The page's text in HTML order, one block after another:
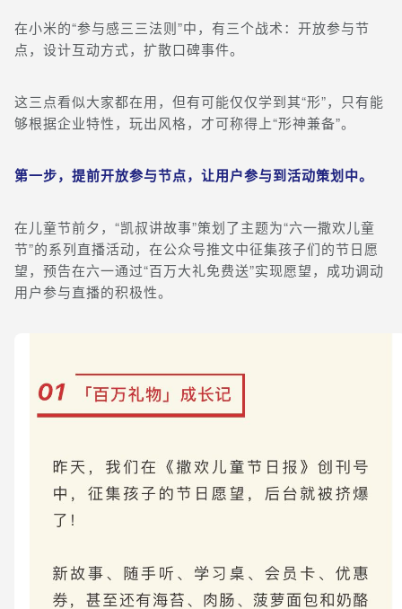
在小米的“参与感三三法则”中，有三个战术：开放参与节
点，设计互动方式，扩散口碑事件。
这三点看似大家都在用，但有可能仅仅学到其“形”，只有能
够根据企业特性，玩出风格，才可称得上“形神兼备”。
第一步，提前开放参与节点，让用户参与到活动策划中。
在儿童节前夕，“凯叔讲故事”策划了主题为“六一撒欢儿童
节”的系列直播活动，在公众号推文中征集孩子们的节日愿
望，预告在六一通过“百万大礼免费送”实现愿望，成功调动
用户参与直播的积极性。